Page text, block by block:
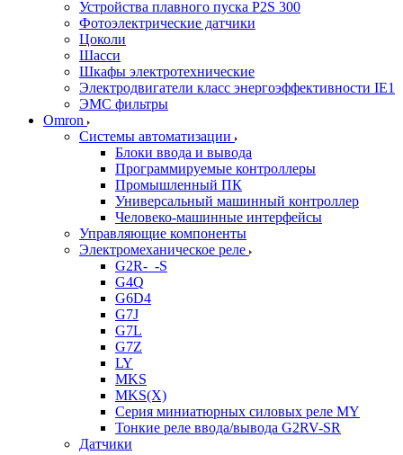
Устройства плавного пуска P2S 300
Фотоэлектрические датчики
Цоколи
Шасси
Шкафы электротехнические
Электродвигатели класс энергоэффективности IE1
ЭМС фильтры
Omron
Системы автоматизации
Блоки ввода и вывода
Программируемые контроллеры
Промышленный ПК
Универсальный машинный контроллер
Человеко-машинные интерфейсы
Управляющие компоненты
Электромеханическое реле
G2R-_-S
G4Q
G6D4
G7J
G7L
G7Z
LY
MKS
MKS(X)
Серия миниатюрных силовых реле MY
Тонкие реле ввода/вывода G2RV-SR
Датчики